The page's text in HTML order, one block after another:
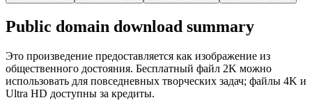
Public domain download summary
Это произведение предоставляется как изображение из
общественного достояния. Бесплатный файл 2K можно
использовать для повседневных творческих задач; файлы 4K и
Ultra HD доступны за кредиты.